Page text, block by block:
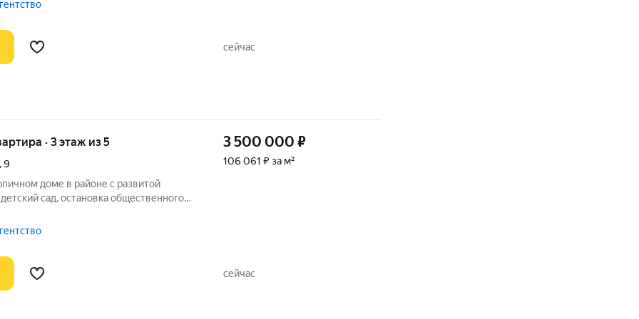
сейчас
· 3 этаж из 5
,9
доме в районе с развитой
сад, остановка общественного
его таким, в котором ему
3 500 000 ₽
106 061 ₽ за м²
сейчас